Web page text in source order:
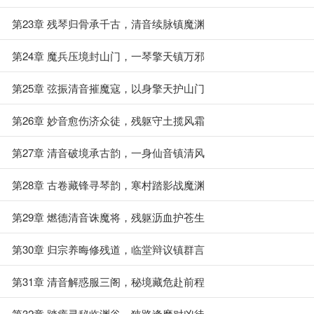
第23章 残琴归骨承千古，清音续脉镇魔渊
第24章 魔兵压境封山门，一琴擎天镇万邪
第25章 弦振清音摧魔寇，以身擎天护山门
第26章 妙音愈伤济众徒，残躯守土揽风霜
第27章 清音破境承古韵，一身仙音镇清风
第28章 古卷藏锋寻琴韵，寒村踏影战魔渊
第29章 燃德清音诛魔将，残躯沥血护苍生
第30章 归宗养晦修残道，临堂辩议镇群言
第31章 清音解惑服三阁，秘境藏危赴前程